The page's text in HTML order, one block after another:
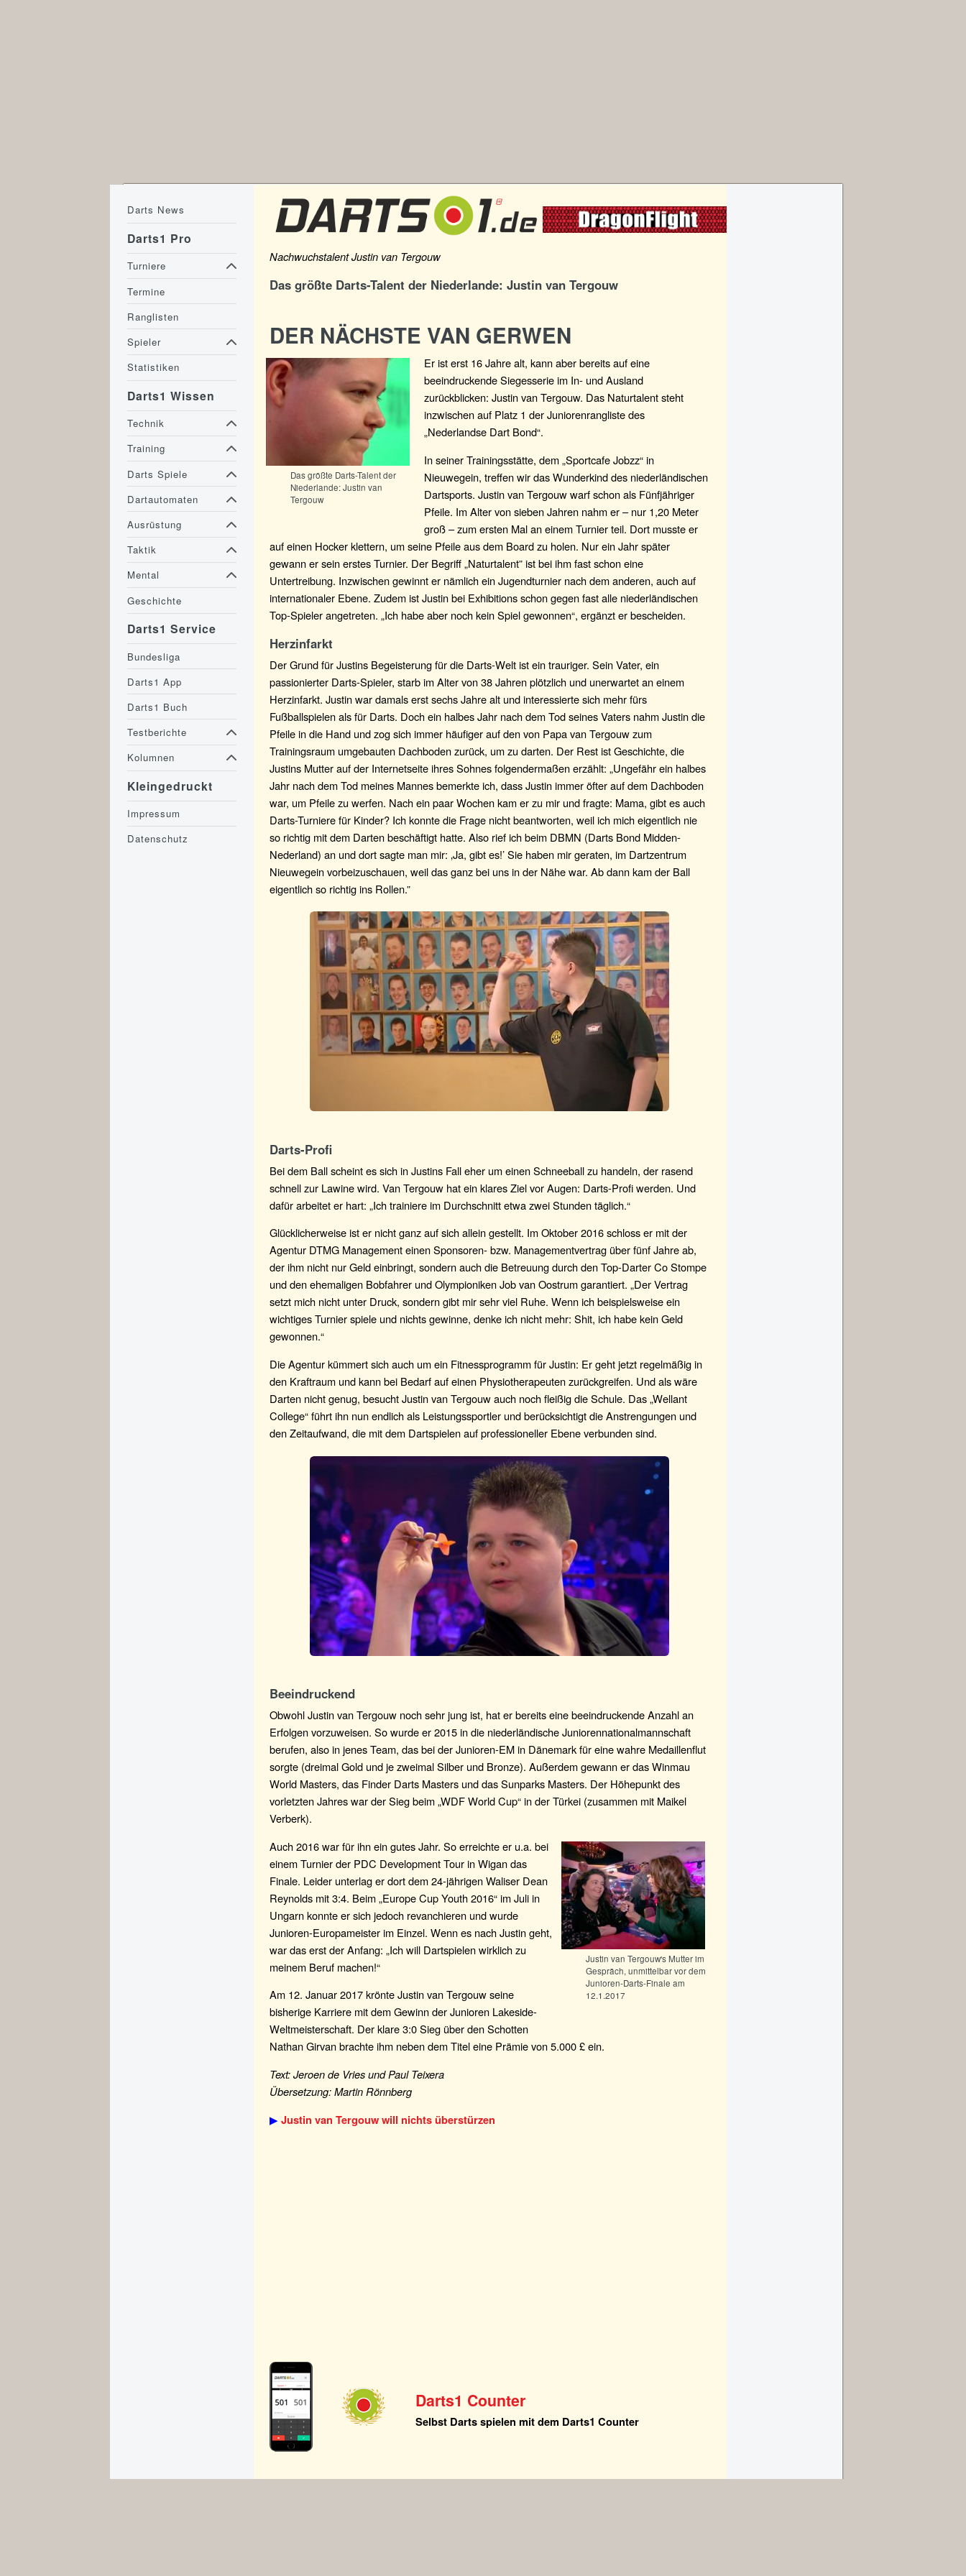
Nachwuchstalent Justin van Tergouw
Das größte Darts-Talent der Niederlande: Justin van Tergouw
DER NÄCHSTE VAN GERWEN
Das größte Darts-Talent der
Niederlande: Justin van
Tergouw
Er ist erst 16 Jahre alt, kann aber bereits auf eine
beeindruckende Siegesserie im In- und Ausland
zurückblicken: Justin van Tergouw. Das Naturtalent steht
inzwischen auf Platz 1 der Juniorenrangliste des
„Nederlandse Dart Bond“.
In seiner Trainingsstätte, dem „Sportcafe Jobzz“ in
Nieuwegein, treffen wir das Wunderkind des niederländischen
Dartsports. Justin van Tergouw warf schon als Fünfjähriger
Pfeile. Im Alter von sieben Jahren nahm er – nur 1,20 Meter
groß – zum ersten Mal an einem Turnier teil. Dort musste er
auf einen Hocker klettern, um seine Pfeile aus dem Board zu holen. Nur ein Jahr später
gewann er sein erstes Turnier. Der Begriff „Naturtalent” ist bei ihm fast schon eine
Untertreibung. Inzwischen gewinnt er nämlich ein Jugendturnier nach dem anderen, auch auf
internationaler Ebene. Zudem ist Justin bei Exhibitions schon gegen fast alle niederländischen
Top-Spieler angetreten. „Ich habe aber noch kein Spiel gewonnen“, ergänzt er bescheiden.
Herzinfarkt
Der Grund für Justins Begeisterung für die Darts-Welt ist ein trauriger. Sein Vater, ein
passionierter Darts-Spieler, starb im Alter von 38 Jahren plötzlich und unerwartet an einem
Herzinfarkt. Justin war damals erst sechs Jahre alt und interessierte sich mehr fürs
Fußballspielen als für Darts. Doch ein halbes Jahr nach dem Tod seines Vaters nahm Justin die
Pfeile in die Hand und zog sich immer häufiger auf den von Papa van Tergouw zum
Trainingsraum umgebauten Dachboden zurück, um zu darten. Der Rest ist Geschichte, die
Justins Mutter auf der Internetseite ihres Sohnes folgendermaßen erzählt: „Ungefähr ein halbes
Jahr nach dem Tod meines Mannes bemerkte ich, dass Justin immer öfter auf dem Dachboden
war, um Pfeile zu werfen. Nach ein paar Wochen kam er zu mir und fragte: Mama, gibt es auch
Darts-Turniere für Kinder? Ich konnte die Frage nicht beantworten, weil ich mich eigentlich nie
so richtig mit dem Darten beschäftigt hatte. Also rief ich beim DBMN (Darts Bond Midden-
Nederland) an und dort sagte man mir: ‚Ja, gibt es!’ Sie haben mir geraten, im Dartzentrum
Nieuwegein vorbeizuschauen, weil das ganz bei uns in der Nähe war. Ab dann kam der Ball
eigentlich so richtig ins Rollen.”
Darts-Profi
Bei dem Ball scheint es sich in Justins Fall eher um einen Schneeball zu handeln, der rasend
schnell zur Lawine wird. Van Tergouw hat ein klares Ziel vor Augen: Darts-Profi werden. Und
dafür arbeitet er hart: „Ich trainiere im Durchschnitt etwa zwei Stunden täglich.“
Glücklicherweise ist er nicht ganz auf sich allein gestellt. Im Oktober 2016 schloss er mit der
Agentur DTMG Management einen Sponsoren- bzw. Managementvertrag über fünf Jahre ab,
der ihm nicht nur Geld einbringt, sondern auch die Betreuung durch den Top-Darter Co Stompe
und den ehemaligen Bobfahrer und Olympioniken Job van Oostrum garantiert. „Der Vertrag
setzt mich nicht unter Druck, sondern gibt mir sehr viel Ruhe. Wenn ich beispielsweise ein
wichtiges Turnier spiele und nichts gewinne, denke ich nicht mehr: Shit, ich habe kein Geld
gewonnen.“
Die Agentur kümmert sich auch um ein Fitnessprogramm für Justin: Er geht jetzt regelmäßig in
den Kraftraum und kann bei Bedarf auf einen Physiotherapeuten zurückgreifen. Und als wäre
Darten nicht genug, besucht Justin van Tergouw auch noch fleißig die Schule. Das „Wellant
College“ führt ihn nun endlich als Leistungssportler und berücksichtigt die Anstrengungen und
den Zeitaufwand, die mit dem Dartspielen auf professioneller Ebene verbunden sind.
Beeindruckend
Obwohl Justin van Tergouw noch sehr jung ist, hat er bereits eine beeindruckende Anzahl an
Erfolgen vorzuweisen. So wurde er 2015 in die niederländische Juniorennationalmannschaft
berufen, also in jenes Team, das bei der Junioren-EM in Dänemark für eine wahre Medaillenflut
sorgte (dreimal Gold und je zweimal Silber und Bronze). Außerdem gewann er das Winmau
World Masters, das Finder Darts Masters und das Sunparks Masters. Der Höhepunkt des
vorletzten Jahres war der Sieg beim „WDF World Cup“ in der Türkei (zusammen mit Maikel
Verberk).
Justin van Tergouw's Mutter im
Gespräch, unmittelbar vor dem
Junioren-Darts-Finale am
12.1.2017
Auch 2016 war für ihn ein gutes Jahr. So erreichte er u.a. bei
einem Turnier der PDC Development Tour in Wigan das
Finale. Leider unterlag er dort dem 24-jährigen Waliser Dean
Reynolds mit 3:4. Beim „Europe Cup Youth 2016“ im Juli in
Ungarn konnte er sich jedoch revanchieren und wurde
Junioren-Europameister im Einzel. Wenn es nach Justin geht,
war das erst der Anfang: „Ich will Dartspielen wirklich zu
meinem Beruf machen!“
Am 12. Januar 2017 krönte Justin van Tergouw seine
bisherige Karriere mit dem Gewinn der Junioren Lakeside-
Weltmeisterschaft. Der klare 3:0 Sieg über den Schotten
Nathan Girvan brachte ihm neben dem Titel eine Prämie von 5.000 £ ein.
Text: Jeroen de Vries und Paul Teixera
Übersetzung: Martin Rönnberg
▶Justin van Tergouw will nichts überstürzen
Darts1 Counter
Selbst Darts spielen mit dem Darts1 Counter
Darts News
Darts1 Pro
Turniere
Termine
Ranglisten
Spieler
Statistiken
Darts1 Wissen
Technik
Training
Darts Spiele
Dartautomaten
Ausrüstung
Taktik
Mental
Geschichte
Darts1 Service
Bundesliga
Darts1 App
Darts1 Buch
Testberichte
Kolumnen
Kleingedruckt
Impressum
Datenschutz